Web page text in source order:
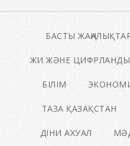
БАСТЫ
ЖИ ЖӘНЕ
БІЛІМ
ТАЗА ҚАЗАҚСТАН
ДІНИ АХУАЛ